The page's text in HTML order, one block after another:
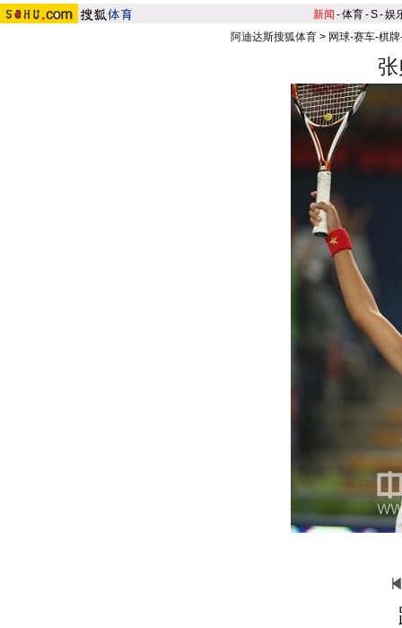
新闻 -体育-S-娱
阿迪达斯搜狐体育> 网球-赛车-棋